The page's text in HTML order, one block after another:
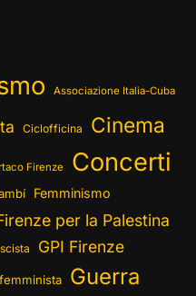
Associazione Italia-Cuba
Ciclofficina Cinema
Firenze Concerti
Femminismo
per la Palestina
GPI Firenze
Guerra